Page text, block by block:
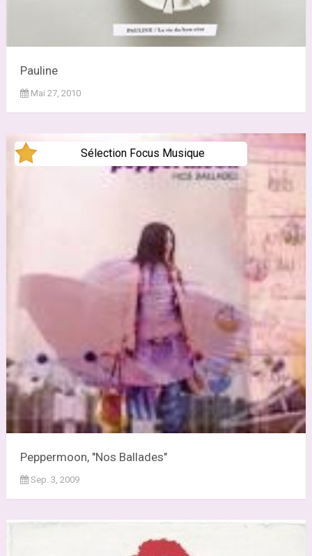
Pauline
Mai 27, 2010
Sélection Focus Musique
Peppermoon, "Nos Ballades"
Sep. 3, 2009